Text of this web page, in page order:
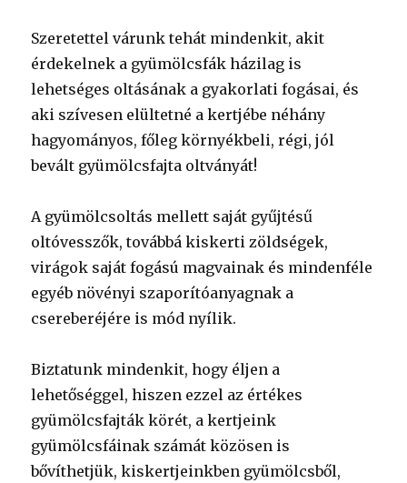
Szeretettel várunk tehát mindenkit, akit
érdekelnek a gyümölcsfák házilag is
lehetséges oltásának a gyakorlati fogásai, és
aki szívesen elültetné a kertjébe néhány
hagyományos, főleg környékbeli, régi, jól
bevált gyümölcsfajta oltványát!
A gyümölcsoltás mellett saját gyűjtésű
oltóvesszők, továbbá kiskerti zöldségek,
virágok saját fogású magvainak és mindenféle
egyéb növényi szaporítóanyagnak a
csereberéjére is mód nyílik.
Biztatunk mindenkit, hogy éljen a
lehetőséggel, hiszen ezzel az értékes
gyümölcsfajták körét, a kertjeink
gyümölcsfáinak számát közösen is
bővíthetjük, kiskertjeinkben gyümölcsből,